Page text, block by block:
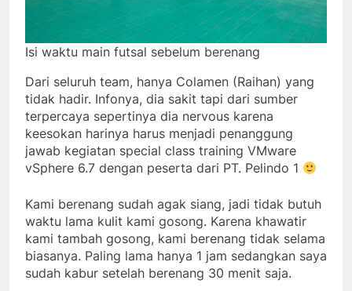
Isi waktu main futsal sebelum berenang
Dari seluruh team, hanya Colamen (Raihan) yang
tidak hadir. Infonya, dia sakit tapi dari sumber
terpercaya sepertinya dia nervous karena
keesokan harinya harus menjadi penanggung
jawab kegiatan special class training VMware
vSphere 6.7 dengan peserta dari PT. Pelindo 1
Kami berenang sudah agak siang, jadi tidak butuh
waktu lama kulit kami gosong. Karena khawatir
kami tambah gosong, kami berenang tidak selama
biasanya. Paling lama hanya 1 jam sedangkan saya
sudah kabur setelah berenang 30 menit saja.